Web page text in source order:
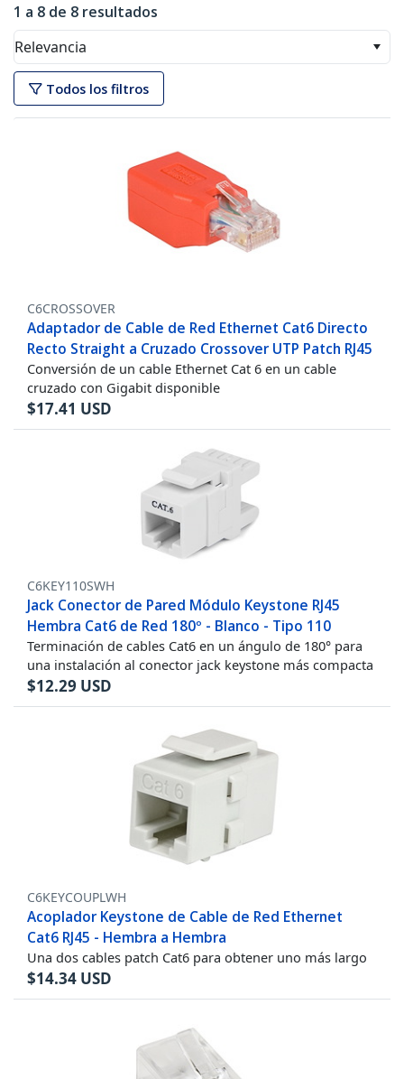
1 a 8 de 8 resultados
Relevancia
Todos los filtros
C6CROSSOVER
Adaptador de Cable de Red Ethernet Cat6 Directo
Recto Straight a Cruzado Crossover UTP Patch RJ45
Conversión de un cable Ethernet Cat 6 en un cable
cruzado con Gigabit disponible
$17.41 USD
C6KEY110SWH
Jack Conector de Pared Módulo Keystone RJ45
Hembra Cat6 de Red 180º - Blanco - Tipo 110
Terminación de cables Cat6 en un ángulo de 180° para
una instalación al conector jack keystone más compacta
$12.29 USD
C6KEYCOUPLWH
Acoplador Keystone de Cable de Red Ethernet
Cat6 RJ45 - Hembra a Hembra
Una dos cables patch Cat6 para obtener uno más largo
$14.34 USD